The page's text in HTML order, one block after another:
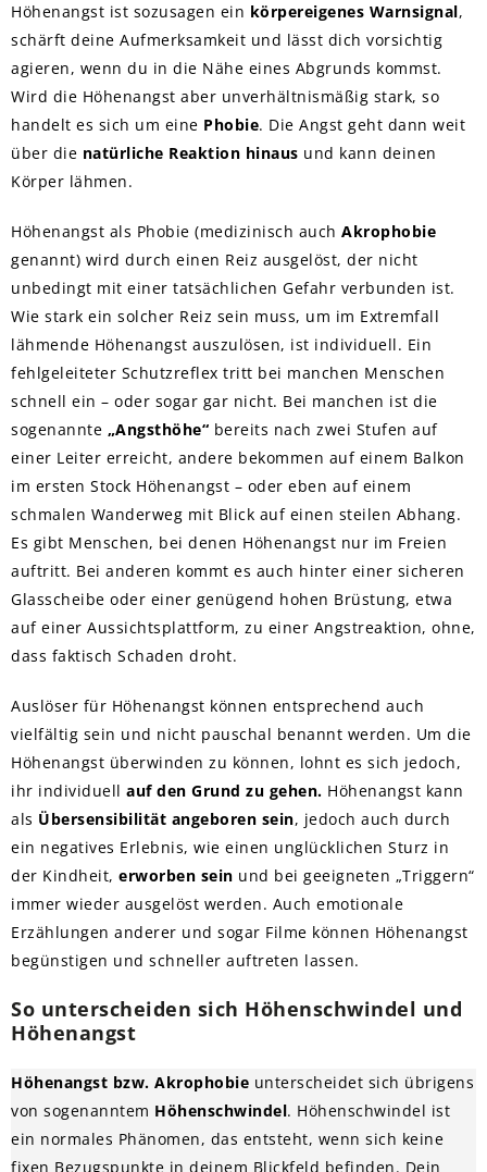
Höhenangst ist sozusagen ein körpereigenes Warnsignal,
schärft deine Aufmerksamkeit und lässt dich vorsichtig
agieren, wenn du in die Nähe eines Abgrunds kommst.
Wird die Höhenangst aber unverhältnismäßig stark, so
handelt es sich um eine Phobie. Die Angst geht dann weit
über die natürliche Reaktion hinaus und kann deinen
Körper lähmen.
Höhenangst als Phobie (medizinisch auch Akrophobie
genannt) wird durch einen Reiz ausgelöst, der nicht
unbedingt mit einer tatsächlichen Gefahr verbunden ist.
Wie stark ein solcher Reiz sein muss, um im Extremfall
lähmende Höhenangst auszulösen, ist individuell. Ein
fehlgeleiteter Schutzreflex tritt bei manchen Menschen
schnell ein – oder sogar gar nicht. Bei manchen ist die
sogenannte „Angsthöhe“ bereits nach zwei Stufen auf
einer Leiter erreicht, andere bekommen auf einem Balkon
im ersten Stock Höhenangst – oder eben auf einem
schmalen Wanderweg mit Blick auf einen steilen Abhang.
Es gibt Menschen, bei denen Höhenangst nur im Freien
auftritt. Bei anderen kommt es auch hinter einer sicheren
Glasscheibe oder einer genügend hohen Brüstung, etwa
auf einer Aussichtsplattform, zu einer Angstreaktion, ohne,
dass faktisch Schaden droht.
Auslöser für Höhenangst können entsprechend auch
vielfältig sein und nicht pauschal benannt werden. Um die
Höhenangst überwinden zu können, lohnt es sich jedoch,
ihr individuell auf den Grund zu gehen. Höhenangst kann
als Übersensibilität angeboren sein, jedoch auch durch
ein negatives Erlebnis, wie einen unglücklichen Sturz in
der Kindheit, erworben sein und bei geeigneten „Triggern“
immer wieder ausgelöst werden. Auch emotionale
Erzählungen anderer und sogar Filme können Höhenangst
begünstigen und schneller auftreten lassen.
So unterscheiden sich Höhenschwindel und
Höhenangst
Höhenangst bzw. Akrophobie unterscheidet sich übrigens
von sogenanntem Höhenschwindel. Höhenschwindel ist
ein normales Phänomen, das entsteht, wenn sich keine
fixen Bezugspunkte in deinem Blickfeld befinden. Dein